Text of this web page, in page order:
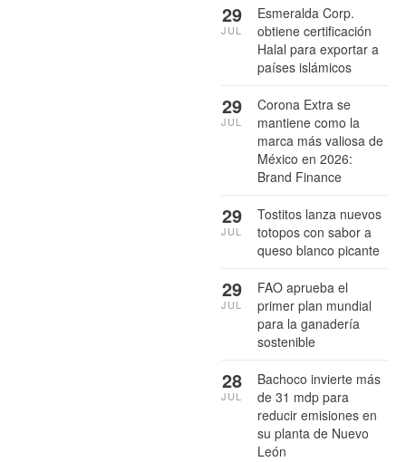
Esmeralda Corp.
obtiene certificación
Halal para exportar a
países islámicos
29
JUL
Corona Extra se
mantiene como la
marca más valiosa de
México en 2026:
Brand Finance
29
JUL
Tostitos lanza nuevos
totopos con sabor a
queso blanco picante
29
JUL
FAO aprueba el
primer plan mundial
para la ganadería
sostenible
29
JUL
Bachoco invierte más
de 31 mdp para
reducir emisiones en
su planta de Nuevo
León
28
JUL